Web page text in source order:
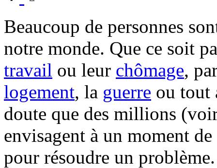
Beaucoup de personnes
notre monde. Que ce soit
travail ou leur chômage,
logement, la guerre ou tout
doute que des millions
envisagent à un moment
pour résoudre un problème.